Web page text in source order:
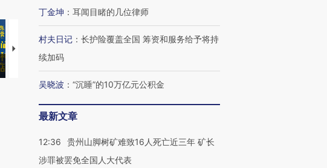
【推广】走进第四届链博
会，让数智科技“链”接产
有意思的生活方式·第三对
住三大增长引擎是什么？
丁金坤 ： 耳闻目睹的几位律师
村夫日记 ： 长护险覆盖全国 筹资和服务给予将持
续加码
吴晓波 ： “沉睡”的10万亿元公积金
最新文章
12:36
贵州山脚树矿难致16人死亡近三年 矿长
涉罪被罢免全国人大代表